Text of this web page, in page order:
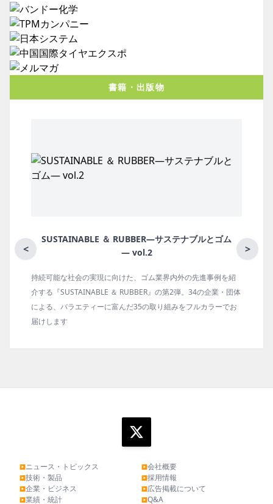
書籍・出版物
< >
SUSTAINABLE ＆ RUBBER―サステナブルとゴム
― vol.2
持続可能な社会の実現に向けた、ゴム業界内外の先進事例を紹
介する『SUSTAINABLE ＆ RUBBER』の第2弾。34の企業・団体
による、バラエティーに富んだ35の取り組みをフルカラーでお
届けします
▶ニュース・トピックス
▶技術・製品
▶企業・ビジネス
▶業績・統計
▶会社概要
▶採用情報
▶広告掲載について
▶Q&A